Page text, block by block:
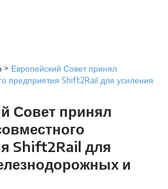
> Европейский Совет принял
предприятия Shift2Rail для усиления
Совет принял
Shift2Rail для
и